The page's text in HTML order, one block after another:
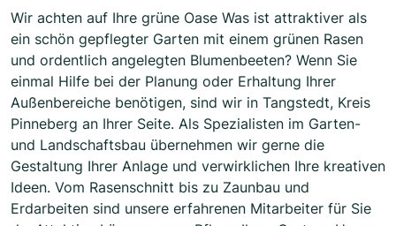
Wir achten auf Ihre grüne Oase Was ist attraktiver als
ein schön gepflegter Garten mit einem grünen Rasen
und ordentlich angelegten Blumenbeeten? Wenn Sie
einmal Hilfe bei der Planung oder Erhaltung Ihrer
Außenbereiche benötigen, sind wir in Tangstedt, Kreis
Pinneberg an Ihrer Seite. Als Spezialisten im Garten-
und Landschaftsbau übernehmen wir gerne die
Gestaltung Ihrer Anlage und verwirklichen Ihre kreativen
Ideen. Vom Rasenschnitt bis zu Zaunbau und
Erdarbeiten sind unsere erfahrenen Mitarbeiter für Sie